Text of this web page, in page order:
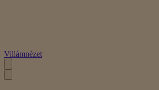
Villámnézet